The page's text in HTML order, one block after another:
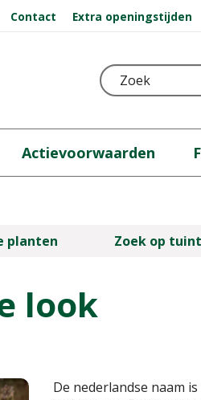
Contact Extra openingstijden
Actievoorwaarden
planten Zoek op
look
De nederlandse naam is